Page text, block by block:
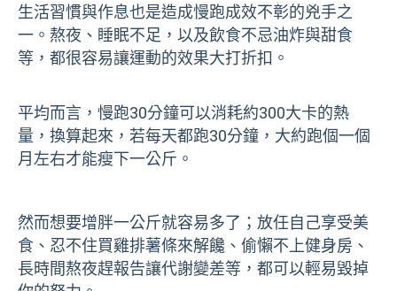
生活習慣與作息也是造成慢跑成效不彰的兇手之
一。熬夜、睡眠不足，以及飲食不忌油炸與甜食
等，都很容易讓運動的效果大打折扣。
平均而言，慢跑30分鐘可以消耗約300大卡的熱
量，換算起來，若每天都跑30分鐘，大約跑個一個
月左右才能瘦下一公斤。
然而想要增胖一公斤就容易多了；放任自己享受美
食、忍不住買雞排薯條來解饞、偷懶不上健身房、
長時間熬夜趕報告讓代謝變差等，都可以輕易毀掉